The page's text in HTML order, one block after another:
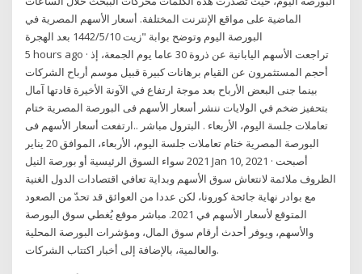
الماضية على مواقع الإنترنت المختلفة. أسعار الأسهم المصرية في
البورصة اليوم وتوضح بوابة "زيت 10‏‏/5‏‏/1442 بعد الهجرة
5 hours ago · تراجعت الأسهم اليابانية عن ذروة 30 عاما يوم الجمعة، إذ
أحجم المستثمرون عن القيام برهانات كبيرة قبيل موسم أرباح الشركات
بينما جنى البعض الأرباح بعد موجة ارتفاع في الآونة الأخيرة قادتها آمال
بتحفيز ضخم في الولايات ننشر أسعار الأسهم فى البورصة المصرية ختام
تعاملات جلسة اليوم، الأربعاء . البترول مباشر ..ارتفعت أسعار الأسهم فى
البورصة المصرية ختام تعاملات جلسة اليوم، الأربعاء، الموافق 20 يناير
2021 سواء السوق الرئيسية أو بورصة النيل Jan 10, 2021 · أصبحت
الظروف ملائمة لانتعاش سوق الأسهم وبداية تعافي اقتصادات الدول الغنية
مع بوادر نهاية جائحة كورونا، لكن عددا من العوائق قد تحدّ من الصعود
المتوقع لأسعار الأسهم في 2021. مباشر موقع يُغطي سوق البورصة
والأسهم، ويوفر أحدث أرقام سوق المال، ومؤشرات البورصة المحلية
والعالمية، بالإضافة إلى أخبار اكتتاب الشركات.